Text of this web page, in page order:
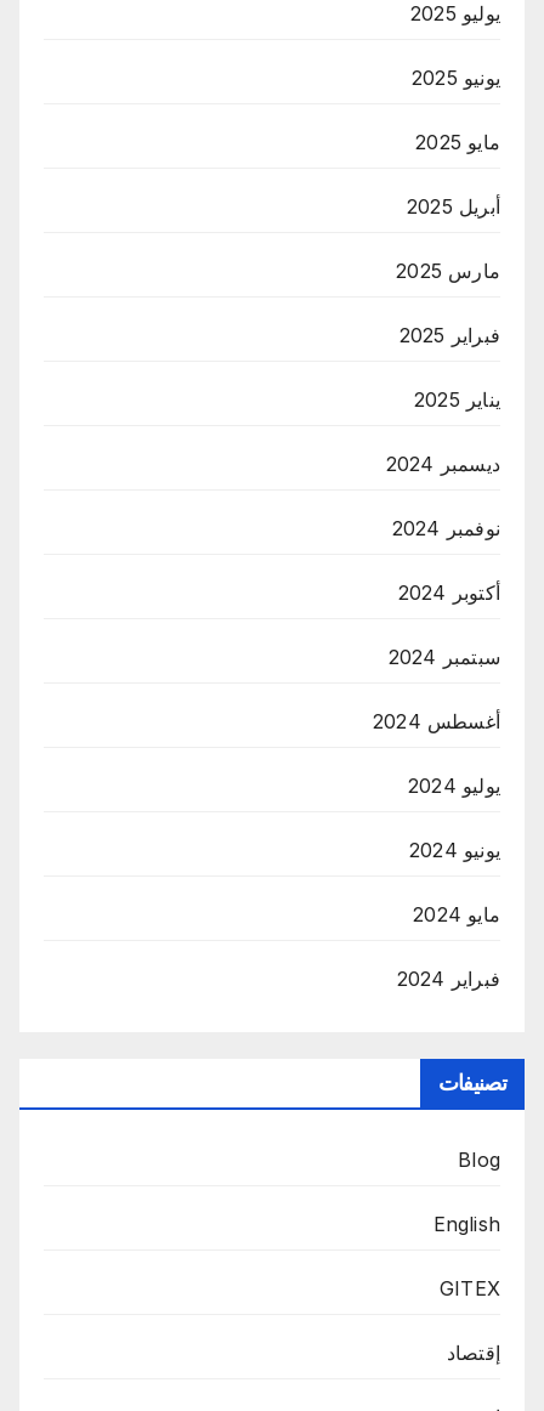
يوليو 2025
يونيو 2025
مايو 2025
أبريل 2025
مارس 2025
فبراير 2025
يناير 2025
ديسمبر 2024
نوفمبر 2024
أكتوبر 2024
سبتمبر 2024
أغسطس 2024
يوليو 2024
يونيو 2024
مايو 2024
فبراير 2024
تصنيفات
Blog
English
GITEX
إقتصاد